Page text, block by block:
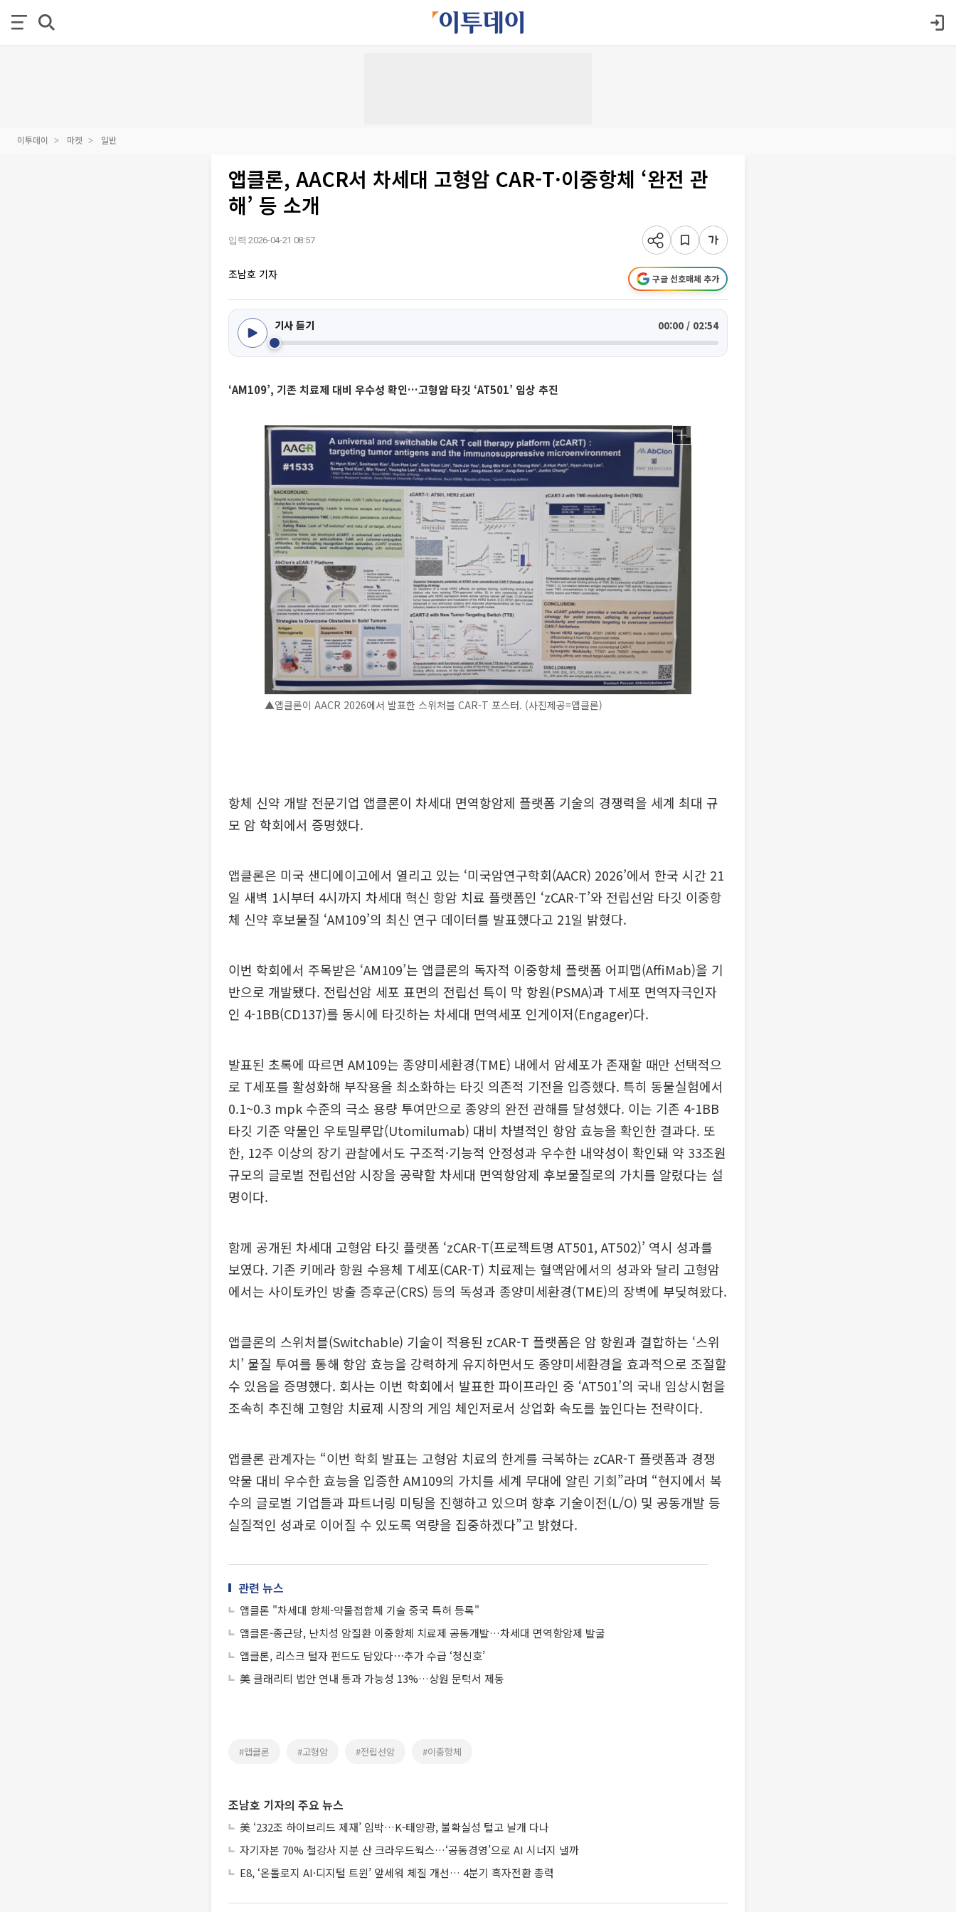
이투데이 마켓 일반
앱클론, AACR서 차세대 고형암 CAR-T·이중항체 ‘완전 관
해’ 등 소개
입력 2026-04-21 08:57
조남호 기자 구글 선호매체 추가
기사 듣기 00:00 / 02:54
‘AM109’, 기존 치료제 대비 우수성 확인…고형암 타깃 ‘AT501’ 임상 추진
▲앱클론이 AACR 2026에서 발표한 스위처블 CAR-T 포스터. (사진제공=앱클론)
항체 신약 개발 전문기업 앱클론이 차세대 면역항암제 플랫폼 기술의 경쟁력을 세계 최대 규
모 암 학회에서 증명했다.
앱클론은 미국 샌디에이고에서 열리고 있는 ‘미국암연구학회(AACR) 2026’에서 한국 시간 21
일 새벽 1시부터 4시까지 차세대 혁신 항암 치료 플랫폼인 ‘zCAR-T’와 전립선암 타깃 이중항
체 신약 후보물질 ‘AM109’의 최신 연구 데이터를 발표했다고 21일 밝혔다.
이번 학회에서 주목받은 ‘AM109’는 앱클론의 독자적 이중항체 플랫폼 어피맵(AffiMab)을 기
반으로 개발됐다. 전립선암 세포 표면의 전립선 특이 막 항원(PSMA)과 T세포 면역자극인자
인 4-1BB(CD137)를 동시에 타깃하는 차세대 면역세포 인게이저(Engager)다.
발표된 초록에 따르면 AM109는 종양미세환경(TME) 내에서 암세포가 존재할 때만 선택적으
로 T세포를 활성화해 부작용을 최소화하는 타깃 의존적 기전을 입증했다. 특히 동물실험에서
0.1~0.3 mpk 수준의 극소 용량 투여만으로 종양의 완전 관해를 달성했다. 이는 기존 4-1BB
타깃 기준 약물인 우토밀루맙(Utomilumab) 대비 차별적인 항암 효능을 확인한 결과다. 또
한, 12주 이상의 장기 관찰에서도 구조적·기능적 안정성과 우수한 내약성이 확인돼 약 33조원
규모의 글로벌 전립선암 시장을 공략할 차세대 면역항암제 후보물질로의 가치를 알렸다는 설
명이다.
함께 공개된 차세대 고형암 타깃 플랫폼 ‘zCAR-T(프로젝트명 AT501, AT502)’ 역시 성과를
보였다. 기존 키메라 항원 수용체 T세포(CAR-T) 치료제는 혈액암에서의 성과와 달리 고형암
에서는 사이토카인 방출 증후군(CRS) 등의 독성과 종양미세환경(TME)의 장벽에 부딪혀왔다.
앱클론의 스위처블(Switchable) 기술이 적용된 zCAR-T 플랫폼은 암 항원과 결합하는 ‘스위
치’ 물질 투여를 통해 항암 효능을 강력하게 유지하면서도 종양미세환경을 효과적으로 조절할
수 있음을 증명했다. 회사는 이번 학회에서 발표한 파이프라인 중 ‘AT501’의 국내 임상시험을
조속히 추진해 고형암 치료제 시장의 게임 체인저로서 상업화 속도를 높인다는 전략이다.
앱클론 관계자는 “이번 학회 발표는 고형암 치료의 한계를 극복하는 zCAR-T 플랫폼과 경쟁
약물 대비 우수한 효능을 입증한 AM109의 가치를 세계 무대에 알린 기회”라며 “현지에서 복
수의 글로벌 기업들과 파트너링 미팅을 진행하고 있으며 향후 기술이전(L/O) 및 공동개발 등
실질적인 성과로 이어질 수 있도록 역량을 집중하겠다”고 밝혔다.
관련 뉴스
앱클론 "차세대 항체-약물접합체 기술 중국 특허 등록"
앱클론-종근당, 난치성 암질환 이중항체 치료제 공동개발…차세대 면역항암제 발굴
앱클론, 리스크 털자 펀드도 담았다⋯추가 수급 ‘청신호’
美 클래리티 법안 연내 통과 가능성 13%…상원 문턱서 제동
#앱클론 #고형암 #전립선암 #이중항체
조남호 기자의 주요 뉴스
美 ‘232조 하이브리드 제재’ 임박…K-태양광, 불확실성 털고 날개 다나
자기자본 70% 철강사 지분 산 크라우드웍스…‘공동경영’으로 AI 시너지 낼까
E8, ‘온톨로지 AI·디지털 트윈’ 앞세워 체질 개선… 4분기 흑자전환 총력